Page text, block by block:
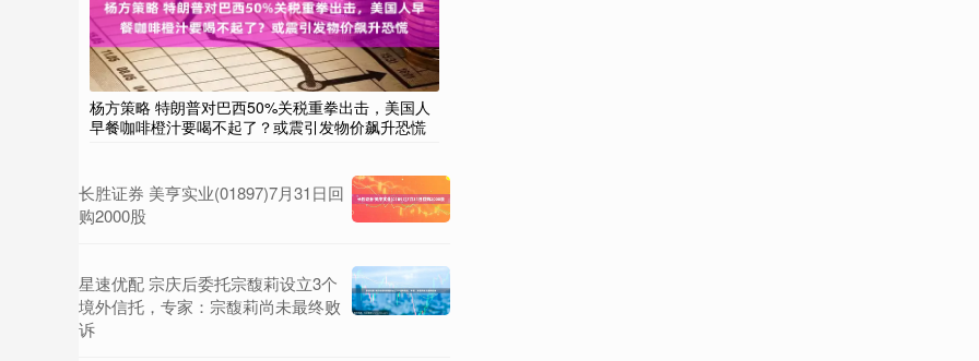
杨方策略 特朗普对巴西50%关税重拳出击，美国人
早餐咖啡橙汁要喝不起了？或震引发物价飙升恐慌
长胜证券 美亨实业(01897)7月31日回
购2000股
星速优配 宗庆后委托宗馥莉设立3个
境外信托，专家：宗馥莉尚未最终败
诉